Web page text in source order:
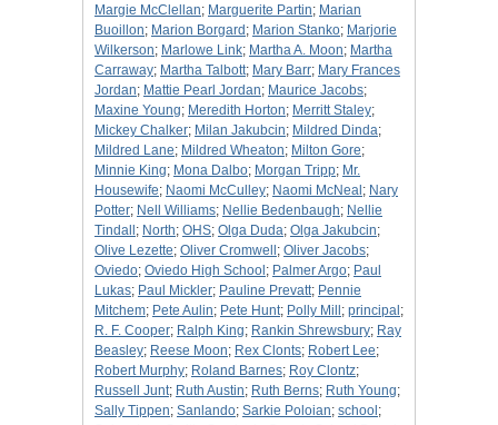
Margie McClellan; Marguerite Partin; Marian
Buoillon; Marion Borgard ; Marion Stanko; Marjorie
Wilkerson; Marlowe Link; Martha A. Moon; Martha
Carraway; Martha Talbott; Mary Barr; Mary Frances
Jordan; Mattie Pearl Jordan; Maurice Jacobs;
Maxine Young; Meredith Horton; Merritt Staley;
Mickey Chalker; Milan Jakubcin; Mildred Dinda;
Mildred Lane; Mildred Wheaton; Milton Gore;
Minnie King; Mona Dalbo; Morgan Tripp; Mr.
Housewife; Naomi McCulley; Naomi McNeal ; Nary
Potter; Nell Williams; Nellie Bedenbaugh; Nellie
Tindall ; North; OHS; Olga Duda; Olga Jakubcin;
Olive Lezette; Oliver Cromwell ; Oliver Jacobs;
Oviedo; Oviedo High School ; Palmer Argo; Paul
Lukas; Paul Mickler; Pauline Prevatt; Pennie
Mitchem; Pete Aulin; Pete Hunt; Polly Mill ; principal ;
R. F. Cooper; Ralph King; Rankin Shrewsbury; Ray
Beasley; Reese Moon; Rex Clonts; Robert Lee;
Robert Murphy; Roland Barnes; Roy Clontz;
Russell Junt; Ruth Austin; Ruth Berns; Ruth Young;
Sally Tippen; Sanlando; Sarkie Poloian; school ;